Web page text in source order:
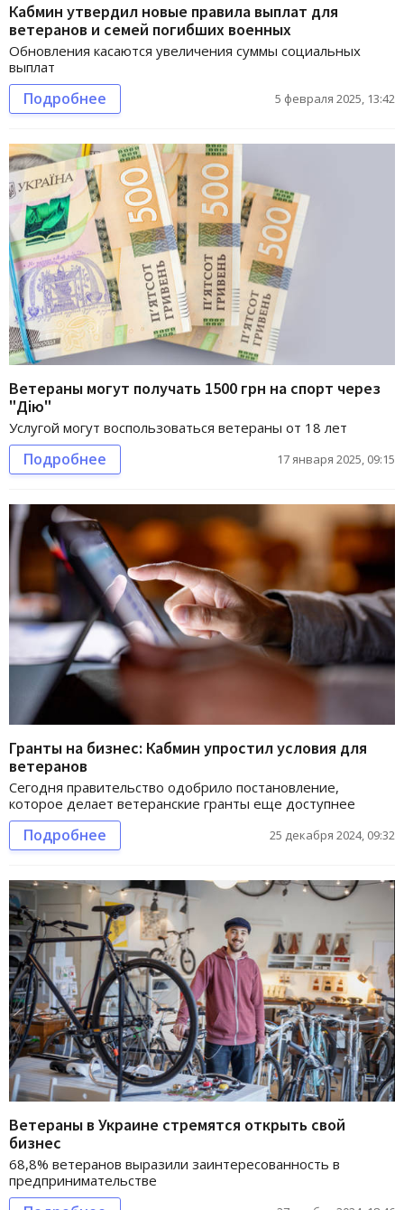
Кабмин утвердил новые правила выплат для
ветеранов и семей погибших военных
Обновления касаются увеличения суммы социальных
выплат
Подробнее 5 февраля 2025, 13:42
Ветераны могут получать 1500 грн на спорт через
"Дію"
Услугой могут воспользоваться ветераны от 18 лет
Подробнее 17 января 2025, 09:15
Гранты на бизнес: Кабмин упростил условия для
ветеранов
Сегодня правительство одобрило постановление,
которое делает ветеранские гранты еще доступнее
Подробнее 25 декабря 2024, 09:32
Ветераны в Украине стремятся открыть свой
бизнес
68,8% ветеранов выразили заинтересованность в
предпринимательстве